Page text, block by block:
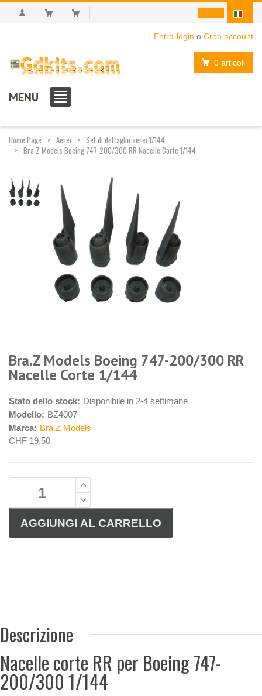
Entra-login o Crea account
0 articoli
MENU
Home Page Aerei
Set di dettaglio aerei 1/144
Bra.Z Models Boeing 747-200/300 RR Nacelle Corte 1/144
Bra.Z Models Boeing 747-200/300 RR
Nacelle Corte 1/144
Stato dello stock: Disponibile in 2-4 settimane
Modello: BZ4007
Marca: Bra.Z Models
CHF 19.50
Descrizione
Nacelle corte RR per Boeing 747-
200/300 1/144